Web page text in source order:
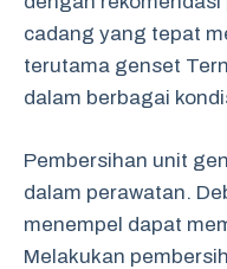
cadang yang tepat
terutama genset
dalam berbagai
Pembersihan unit
dalam perawatan.
menempel dapat
Melakukan